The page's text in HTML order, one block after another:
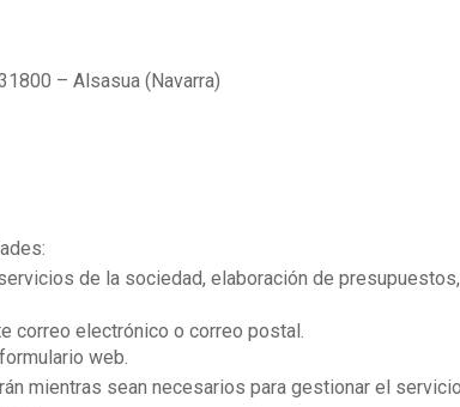
– Alsasua (Navarra)
de la sociedad, elaboración de
correo electrónico o correo postal.
web.
mientras sean necesarios para gestionar el